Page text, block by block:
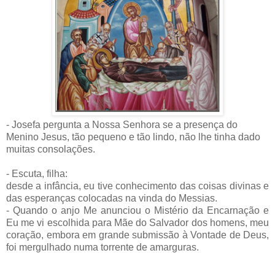
- Josefa pergunta a Nossa Senhora se a presença do
Menino Jesus, tão pequeno e tão lindo, não lhe tinha dado
muitas consolações.
- Escuta, filha:
desde a infância, eu tive conhecimento das coisas divinas e
das esperanças colocadas na vinda do Messias.
- Quando o anjo Me anunciou o Mistério da Encarnação e
Eu me vi escolhida para Mãe do Salvador dos homens, meu
coração, embora em grande submissão à Vontade de Deus,
foi mergulhado numa torrente de amarguras.